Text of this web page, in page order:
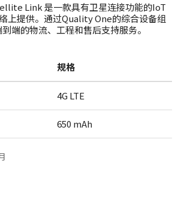
Link 是一款具有卫星连接功能的IoT
上提供。通过Quality One的综合设备组
端的物流、工程和售后支持服务。
规格
4G LTE
650 mAh